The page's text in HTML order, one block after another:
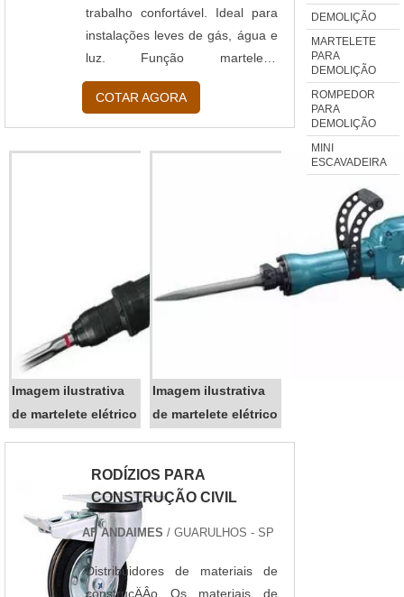
trabalho confortável. Ideal para
instalações leves de gás, água e
luz. Função martelete.
Velocidade variável. Sistema de
encaixe SDS-plus. Vario Lock (36
posições) para ajuste do cinzel.
Embreagem de segurança. O
COTAR AGORA
Imagem ilustrativa
de martelete elétrico
Imagem ilustrativa
de martelete elétrico
RODÍZIOS PARA
CONSTRUÇÃO CIVIL
AF ANDAIMES / GUARULHOS - SP
Distribuidores de materiais de
construçÄÂo Os materiais de
DEMOLIÇÃO
MARTELETE
PARA
DEMOLIÇÃO
ROMPEDOR
PARA
DEMOLIÇÃO
MINI
ESCAVADEIRA